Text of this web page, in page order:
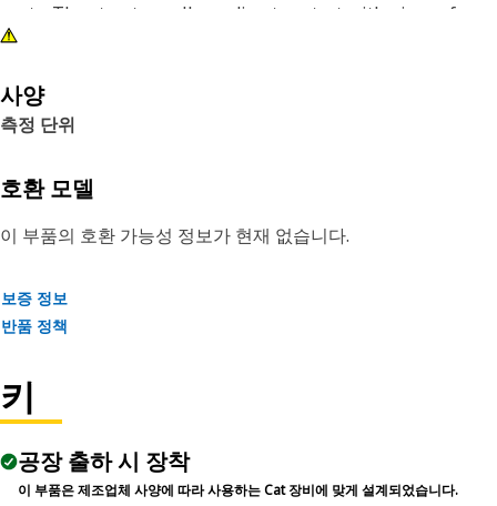
parts. The structure allows direct contact with pin surfaces,
supporting steady movement during operation. It
smooth extraction or insertion. It supports consistent
handling, allowing effective performance across repeated
Attributes:
• Enables controlled driving of pins through openings.
• Assists in the removal of fitted pins.
• Heat treated for uniform hardness.
The Pin Punch is applied in maintenance and fitting tasks
where it drives pins through aligned openings with
smooth removal within assemblies.
사양
측정 단위
호환 모델
이 부품의 호환 가능성 정보가 현재 없습니다.
보증 정보
반품 정책
키
공장 출하 시 장착
이 부품은 제조업체 사양에 따라 사용하는 Cat 장비에 맞게 설계되었습니다.